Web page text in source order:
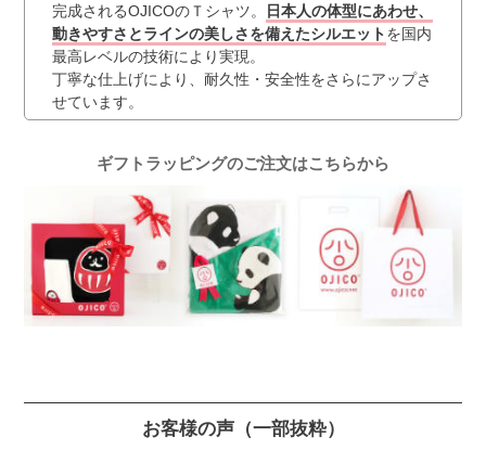
完成されるOJICOのＴシャツ。
日本人の体型にあわせ、
動きやすさとラインの美しさを備えたシルエットを国内
最高レベルの技術により実現。
丁寧な仕上げにより、耐久性・安全性をさらにアップさ
せています。
ギフトラッピングのご注文はこちらから
お客様の声（一部抜粋）